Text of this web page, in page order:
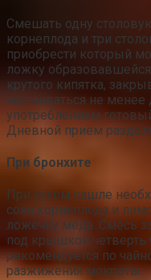
Смешать одну
корнеплода и три
приобрести который
ложку
крутого кипятка,
настаиваться не
употреблением
Дневной приём
При бронхите
При сухом кашле
сока корнеплода и
ложечку мёда. Смесь
под крышкой четверть
рекомендуется по
разжижения мокроты.